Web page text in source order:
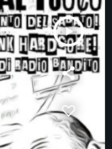
play_arrow